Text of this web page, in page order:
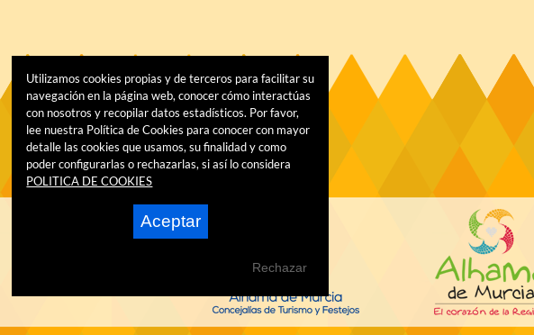
Utilizamos cookies propias y de terceros para facilitar su
navegación en la página web, conocer cómo interactúas
con nosotros y recopilar datos estadísticos. Por favor,
lee nuestra Política de Cookies para conocer con mayor
detalle las cookies que usamos, su finalidad y como
poder configurarlas o rechazarlas, si así lo considera
POLITICA DE COOKIES
Aceptar
Rechazar